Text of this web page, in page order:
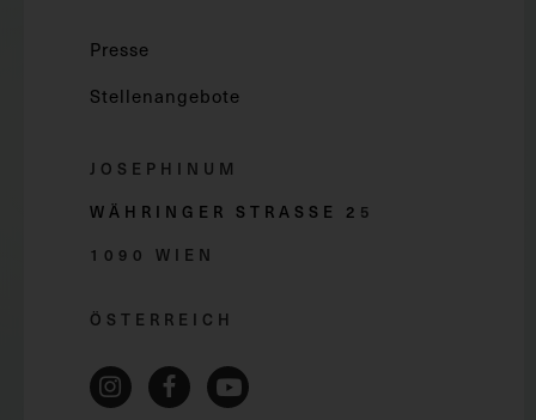
Presse
Stellenangebote
JOSEPHINUM
WÄHRINGER STRASSE 2 5
1090 WIEN
ÖSTERREICH